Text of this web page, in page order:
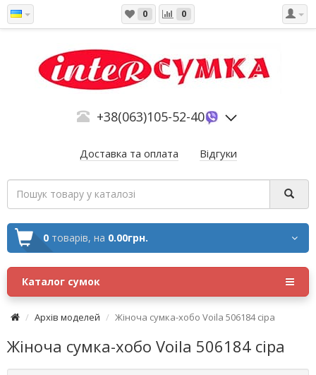
0 0
+38(063)105-52-40
Доставка та оплата Відгуки
0 товарів, на 0.00грн.
Каталог сумок
Архів моделей Жіноча сумка-хобо Voila 506184 сіра
Жіноча сумка-хобо Voila 506184 сіра